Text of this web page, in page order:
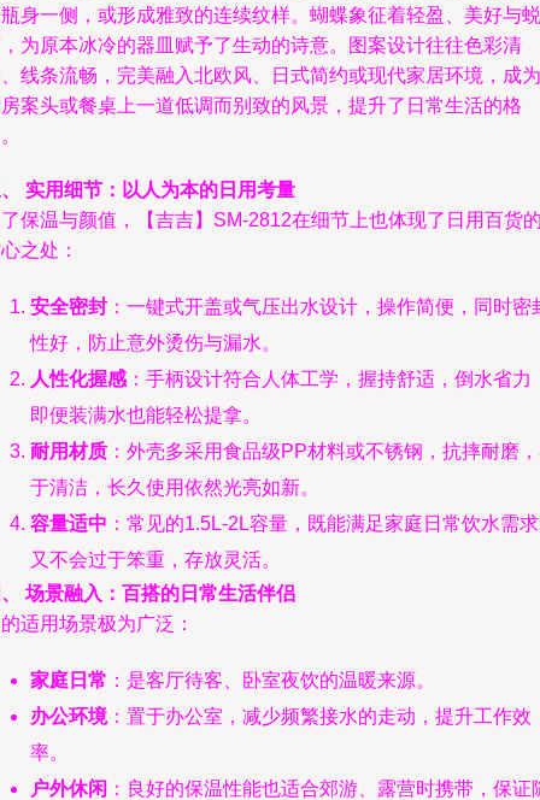
身一侧，或形成雅致的连续纹样。蝴蝶象征着轻盈、美好与蜕
为原本冰冷的器皿赋予了生动的诗意。图案设计往往色彩清
线条流畅，完美融入北欧风、日式简约或现代家居环境，成为
案头或餐桌上一道低调而别致的风景，提升了日常生活的格
实用细节：以人为本的日用考量
保温与颜值，【吉吉】SM-2812在细节上也体现了日用百货
之处：
安全密封 ：一键式开盖或气压出水设计，操作简便，同时密
性好，防止意外烫伤与漏水。
人性化握感 ：手柄设计符合人体工学，握持舒适，倒水省力
即便装满水也能轻松提拿。
耐用材质 ：外壳多采用食品级PP材料或不锈钢，抗摔耐磨
于清洁，长久使用依然光亮如新。
容量适中 ：常见的1.5L-2L容量，既能满足家庭日常饮水需
又不会过于笨重，存放灵活。
场景融入：百搭的日常生活伴侣
适用场景极为广泛：
家庭日常 ：是客厅待客、卧室夜饮的温暖来源。
办公环境：置于办公室，减少频繁接水的走动，提升工作效
率。
户外休闲 ：良好的保温性能也适合郊游、露营时携带，保证